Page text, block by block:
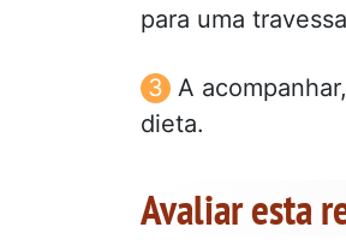
para uma
A
dieta.
Avaliar esta